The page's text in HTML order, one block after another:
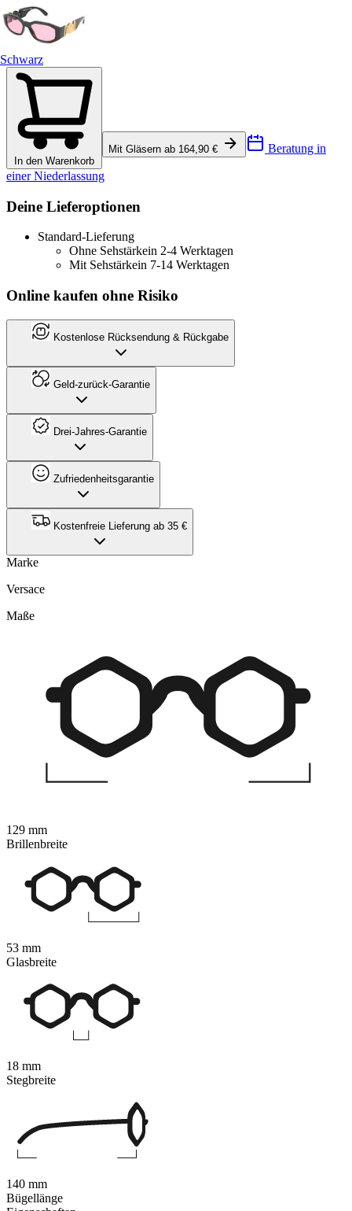
Schwarz
In den Warenkorb
Mit Gläsern ab 164,90 € Beratung in
einer Niederlassung
Deine Lieferoptionen
Standard-Lieferung
Ohne Sehstärkein 2-4 Werktagen
Mit Sehstärkein 7-14 Werktagen
Online kaufen ohne Risiko
Kostenlose Rücksendung & Rückgabe
Geld-zurück-Garantie
Drei-Jahres-Garantie
Zufriedenheitsgarantie
Kostenfreie Lieferung ab 35 €
Marke
Versace
Maße
129 mm
Brillenbreite
53 mm
Glasbreite
18 mm
Stegbreite
140 mm
Bügellänge